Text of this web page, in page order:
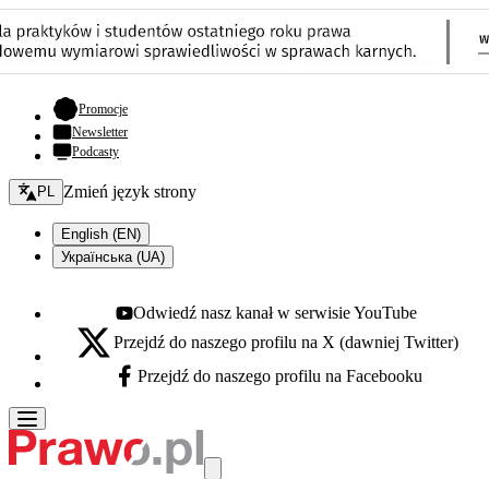
Promocje- otwiera się w nowej karcie
Newsletter
Podcasty
Zmień język - bieżący:
PL Zmień język strony
English (EN)
Українська (UA)
Youtube - otwiera się w nowej karcie
Odwiedź nasz kanał w serwisie YouTube
X - otwiera się w nowej karcie
Przejdź do naszego profilu na X (dawniej Twitter)
Facebook - otwiera się w nowej karcie
Przejdź do naszego profilu na Facebooku